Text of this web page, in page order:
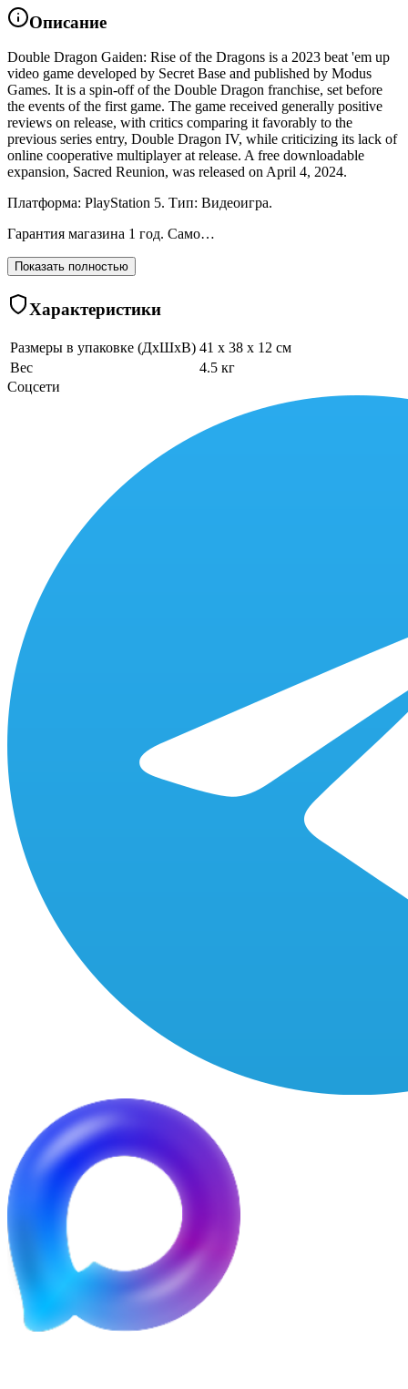
Описание
Double Dragon Gaiden: Rise of the Dragons is a 2023 beat 'em up
video game developed by Secret Base and published by Modus
Games. It is a spin-off of the Double Dragon franchise, set before
the events of the first game. The game received generally positive
reviews on release, with critics comparing it favorably to the
previous series entry, Double Dragon IV, while criticizing its lack of
online cooperative multiplayer at release. A free downloadable
expansion, Sacred Reunion, was released on April 4, 2024.
Платформа: PlayStation 5. Тип: Видеоигра.
Гарантия магазина 1 год. Само…
Показать полностью
Характеристики
Размеры в упаковке (ДхШхВ) 41 x 38 x 12 см
Вес
4.5 кг
Соцсети